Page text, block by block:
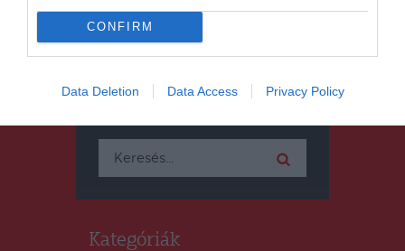
CONFIRM
Data Deletion Data Access Privacy Policy
Keresés
Keresés:
Kategóriák